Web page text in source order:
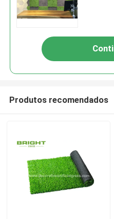
Produtos recomendados